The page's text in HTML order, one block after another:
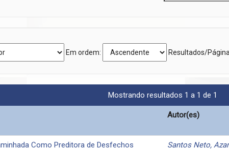
Em ordem: Resultados/Página
Mostrando resultados 1 a 1 de 1
Autor(es)
Como Preditora de Desfechos
Santos Neto,